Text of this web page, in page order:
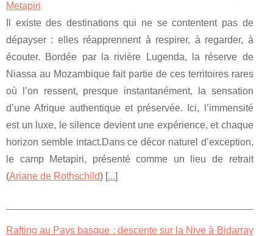
Metapiri
Il existe des destinations qui ne se contentent pas de
dépayser : elles réapprennent à respirer, à regarder, à
écouter. Bordée par la rivière Lugenda, la réserve de
Niassa au Mozambique fait partie de ces territoires rares
où l’on ressent, presque instantanément, la sensation
d’une Afrique authentique et préservée. Ici, l’immensité
est un luxe, le silence devient une expérience, et chaque
horizon semble intact.Dans ce décor naturel d’exception,
le camp Metapiri, présenté comme un lieu de retrait
(Ariane de Rothschild) [...]
Rafting au Pays basque : descente sur la Nive à Bidarray